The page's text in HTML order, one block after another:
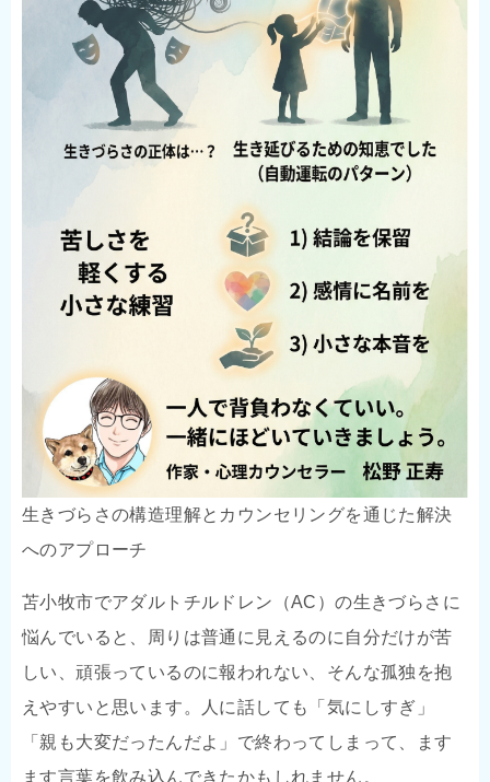
生きづらさの構造理解とカウンセリングを通じた解決
へのアプローチ
苫小牧市でアダルトチルドレン（AC）の生きづらさに
悩んでいると、周りは普通に見えるのに自分だけが苦
しい、頑張っているのに報われない、そんな孤独を抱
えやすいと思います。人に話しても「気にしすぎ」
「親も大変だったんだよ」で終わってしまって、ます
ます言葉を飲み込んできたかもしれません。